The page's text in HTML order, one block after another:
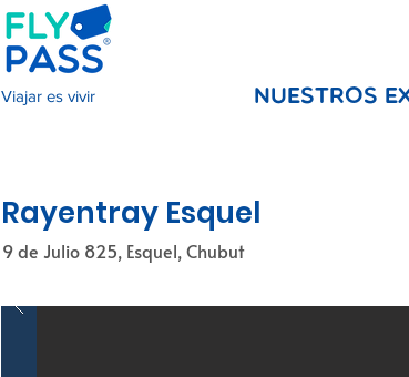
Viajar es vivir NUESTROS
Rayentray Esquel
9 de Julio 825, Esquel, Chubut